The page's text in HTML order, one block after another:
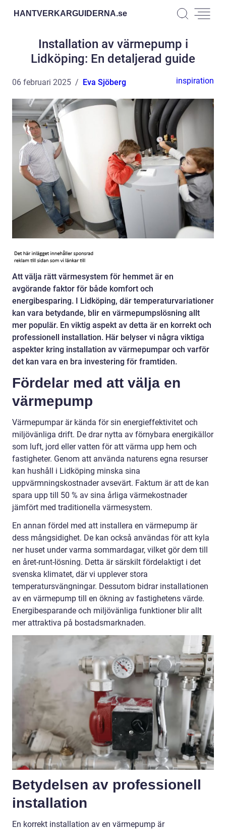
HANTVERKARGUIDERNA.se
Installation av värmepump i
Lidköping: En detaljerad guide
06 februari 2025 Eva Sjöberg inspiration
Att välja rätt värmesystem för hemmet är en
avgörande faktor för både komfort och
energibesparing. I Lidköping, där temperaturvariationer
kan vara betydande, blir en värmepumpslösning allt
mer populär. En viktig aspekt av detta är en korrekt och
professionell installation. Här belyser vi några viktiga
aspekter kring installation av värmepumpar och varför
det kan vara en bra investering för framtiden.
Fördelar med att välja en
värmepump
Värmepumpar är kända för sin energieffektivitet och
miljövänliga drift. De drar nytta av förnybara energikällor
som luft, jord eller vatten för att värma upp hem och
fastigheter. Genom att använda naturens egna resurser
kan hushåll i Lidköping minska sina
uppvärmningskostnader avsevärt. Faktum är att de kan
spara upp till 50 % av sina årliga värmekostnader
jämfört med traditionella värmesystem.
En annan fördel med att installera en värmepump är
dess mångsidighet. De kan också användas för att kyla
ner huset under varma sommardagar, vilket gör dem till
en året-runt-lösning. Detta är särskilt fördelaktigt i det
svenska klimatet, där vi upplever stora
temperatursvängningar. Dessutom bidrar installationen
av en värmepump till en ökning av fastighetens värde.
Energibesparande och miljövänliga funktioner blir allt
mer attraktiva på bostadsmarknaden.
Betydelsen av professionell
installation
En korrekt installation av en värmepump är